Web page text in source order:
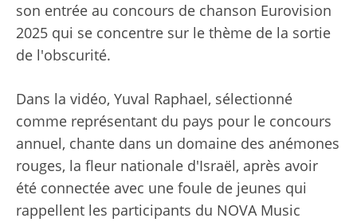
son entrée au concours de chanson Eurovision
2025 qui se concentre sur le thème de la sortie
de l'obscurité.
Dans la vidéo, Yuval Raphael, sélectionné
comme représentant du pays pour le concours
annuel, chante dans un domaine des anémones
rouges, la fleur nationale d'Israël, après avoir
été connectée avec une foule de jeunes qui
rappellent les participants du NOVA Music